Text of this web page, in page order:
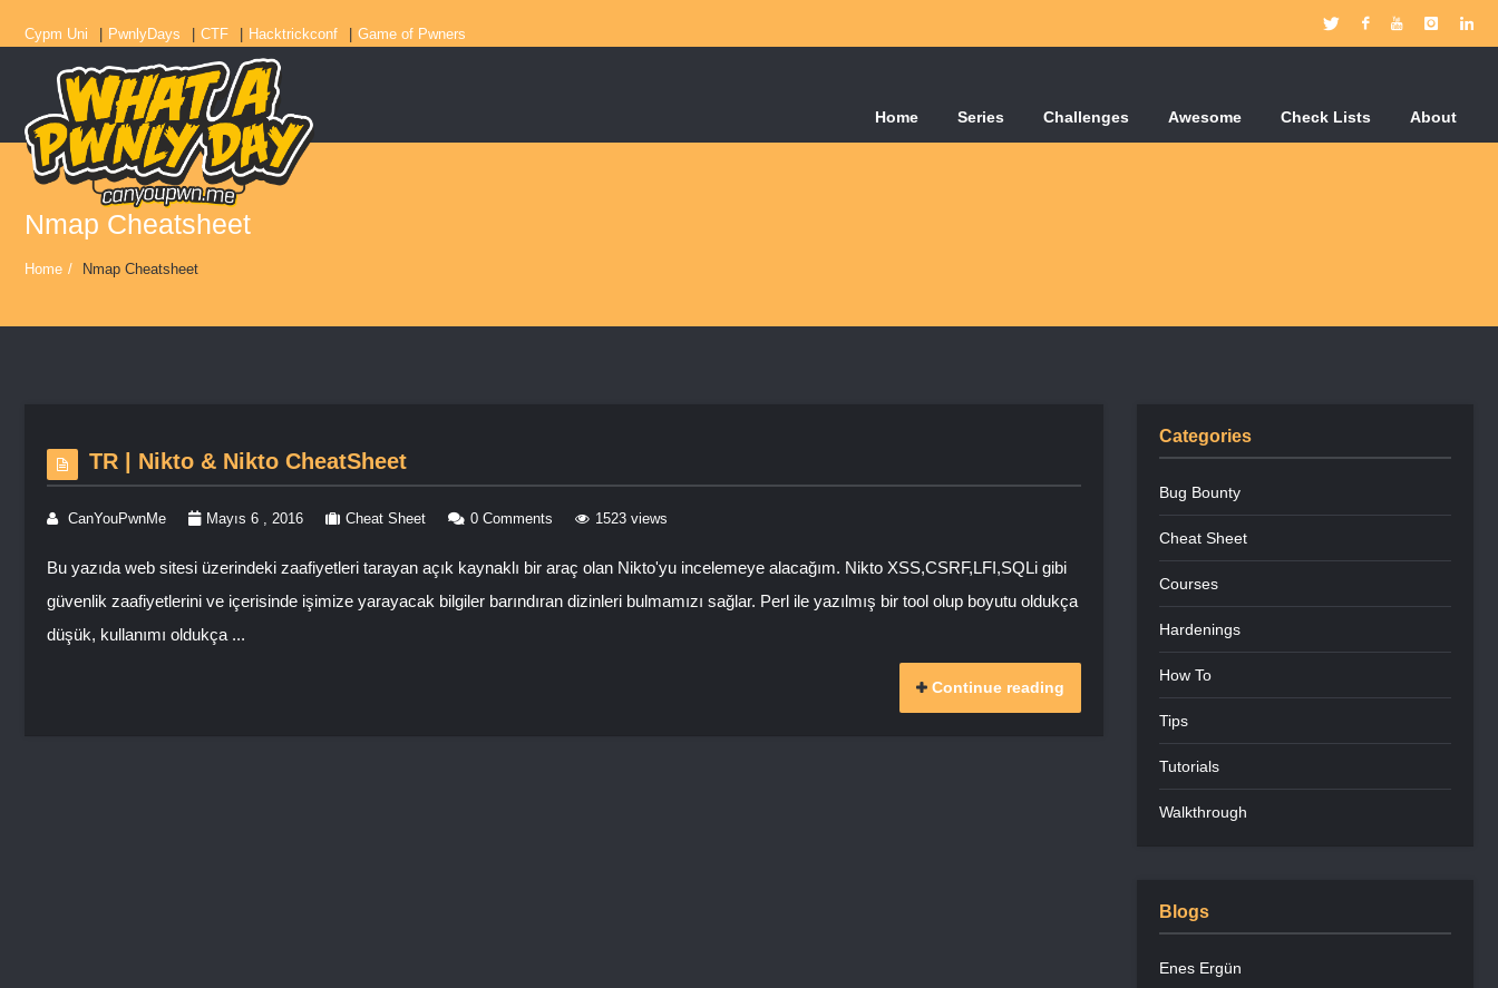
Cypm Uni PwnlyDays CTF Hacktrickconf Game of Pwners
Home Series Challenges Awesome Check Lists About
Nmap Cheatsheet
Home / Nmap Cheatsheet
TR | Nikto & Nikto CheatSheet
CanYouPwnMe Mayıs 6 , 2016 Cheat Sheet 0 Comments 1523 views
Bu yazıda web sitesi üzerindeki zaafiyetleri tarayan açık kaynaklı bir araç olan Nikto'yu incelemeye alacağım. Nikto XSS,CSRF,LFI,SQLi gibi
güvenlik zaafiyetlerini ve içerisinde işimize yarayacak bilgiler barındıran dizinleri bulmamızı sağlar. Perl ile yazılmış bir tool olup boyutu oldukça
düşük, kullanımı oldukça ...
Continue reading
Categories
Bug Bounty
Cheat Sheet
Courses
Hardenings
How To
Tips
Tutorials
Walkthrough
Blogs
Enes Ergün